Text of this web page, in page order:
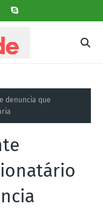
denuncia que